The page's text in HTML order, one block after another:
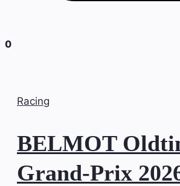
0
Racing
BELMOT
Grand-Prix